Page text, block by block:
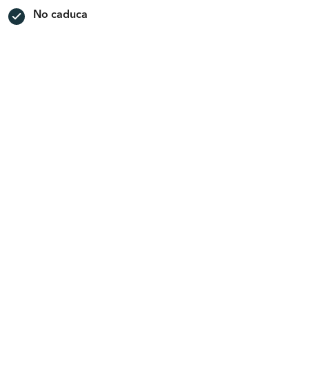
No caduca